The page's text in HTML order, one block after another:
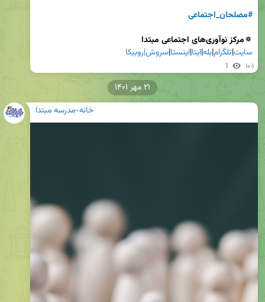
#مصلحان_اجتماعی
🔅مرکز نوآوری‌های اجتماعی مبتدا
سایت|تلگرام|بله|ایتا|اینستا|سروش|روبیکا
1 ۱۰:۱
خانه-مدرسه مبتدا
۲۱ مهر ۱۴۰۱